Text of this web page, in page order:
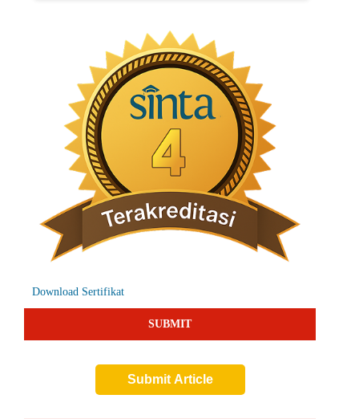
Download Sertifikat
SUBMIT
Submit Article